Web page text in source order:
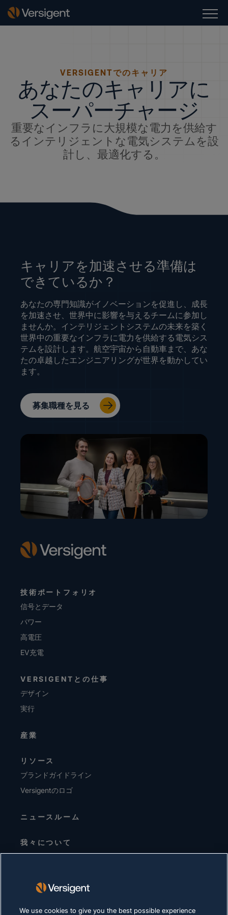
VERSIGENTでのキャリア
あなたのキャリアに
スーパーチャージ
重要なインフラに大規模な電力を供給す
るインテリジェントな電気システムを設
計し、最適化する。
キャリアを加速させる準備は
できているか？
あなたの専門知識がイノベーションを促進し、成長
を加速させ、世界中に影響を与えるチームに参加し
ませんか。インテリジェントシステムの未来を築く
世界中の重要なインフラに電力を供給する電気シス
テムを設計します。航空宇宙から自動車まで、あな
たの卓越したエンジニアリングが世界を動かしてい
ます。
募集職種を見る
技術ポートフォリオ
信号とデータ
パワー
高電圧
EV充電
VERSIGENTとの仕事
デザイン
実行
産業
リソース
ブランドガイドライン
Versigentのロゴ
ニュースルーム
我々について
経営陣
サプライヤー
We use cookies to give you the best possible experience